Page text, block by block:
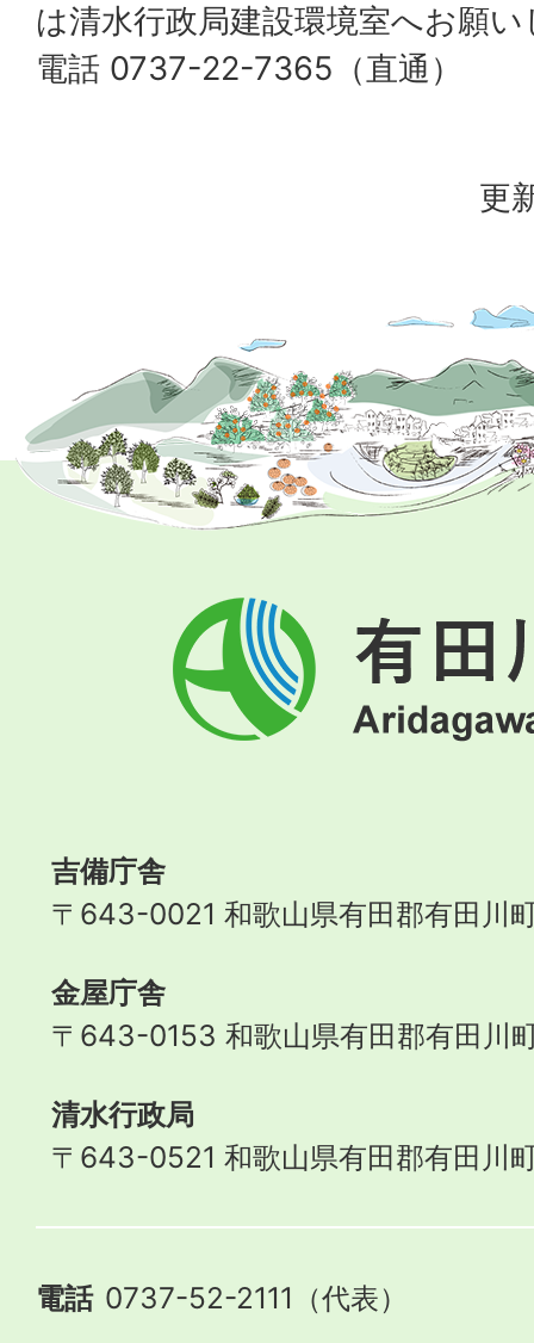
は清水行政局建設環境室へお願
電話 0737-22-7365（直通）
更
有
田
川
町
吉備庁舎
〒643-0021 和歌山県有田郡有田川
金屋庁舎
〒643-0153 和歌山県有田郡有田川
清水行政局
〒643-0521 和歌山県有田郡有田川
電話 0737-52-2111（代表）